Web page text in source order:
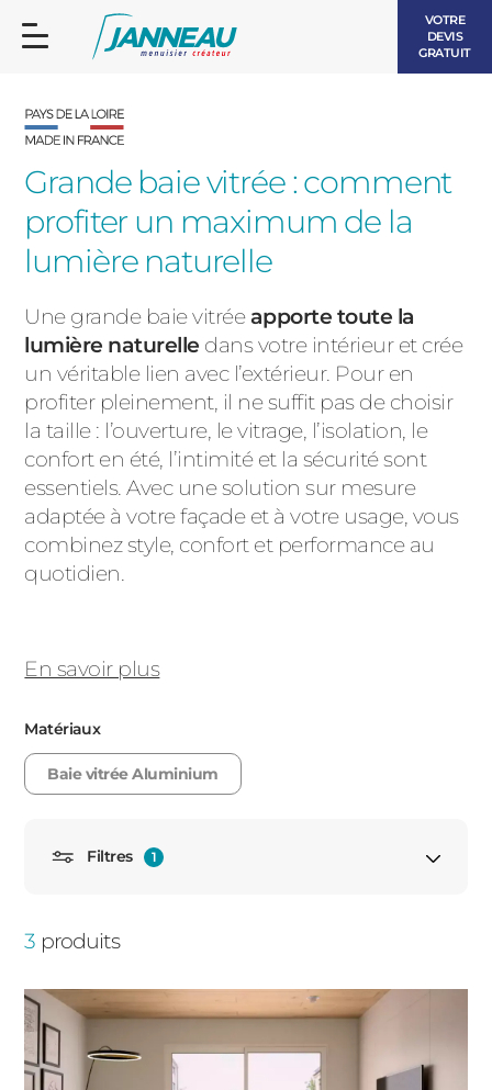
VOTRE
DEVIS
GRATUIT
Grande baie vitrée : comment
profiter un maximum de la
lumière naturelle
Une grande baie vitrée apporte toute la
lumière naturelle dans votre intérieur et crée
un véritable lien avec l’extérieur. Pour en
profiter pleinement, il ne suffit pas de choisir
la taille : l’ouverture, le vitrage, l’isolation, le
confort en été, l’intimité et la sécurité sont
essentiels. Avec une solution sur mesure
adaptée à votre façade et à votre usage, vous
combinez style, confort et performance au
quotidien.
En savoir plus
Matériaux
Baie vitrée Aluminium
Filtres 1
Baie à galandage
Baie vitrée accordéon
Baie vitrée avec porte intégrée
3 produits
FENÊTRES ET PORTES-FENÊTRES
BOIS
ACIER
PORTES D’ENTRÉE
LES CONTEMPORAINES
LES INTEMPORELLES
LES LUMINEUSES
VOLETS ROULANTS
PERGOLAS
PORTAILS ET PORTILLONS
CARPORTS